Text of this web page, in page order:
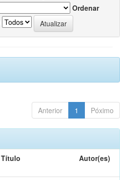
Ordenar
Anterior 1 Póximo
Título Autor(es)